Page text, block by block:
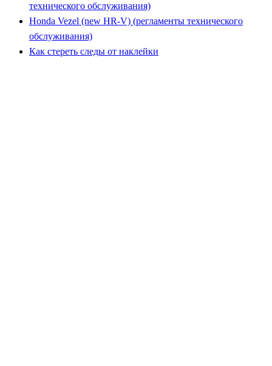
технического обслуживания)
Honda Vezel (new HR-V) (регламенты технического
обслуживания)
Как стереть следы от наклейки